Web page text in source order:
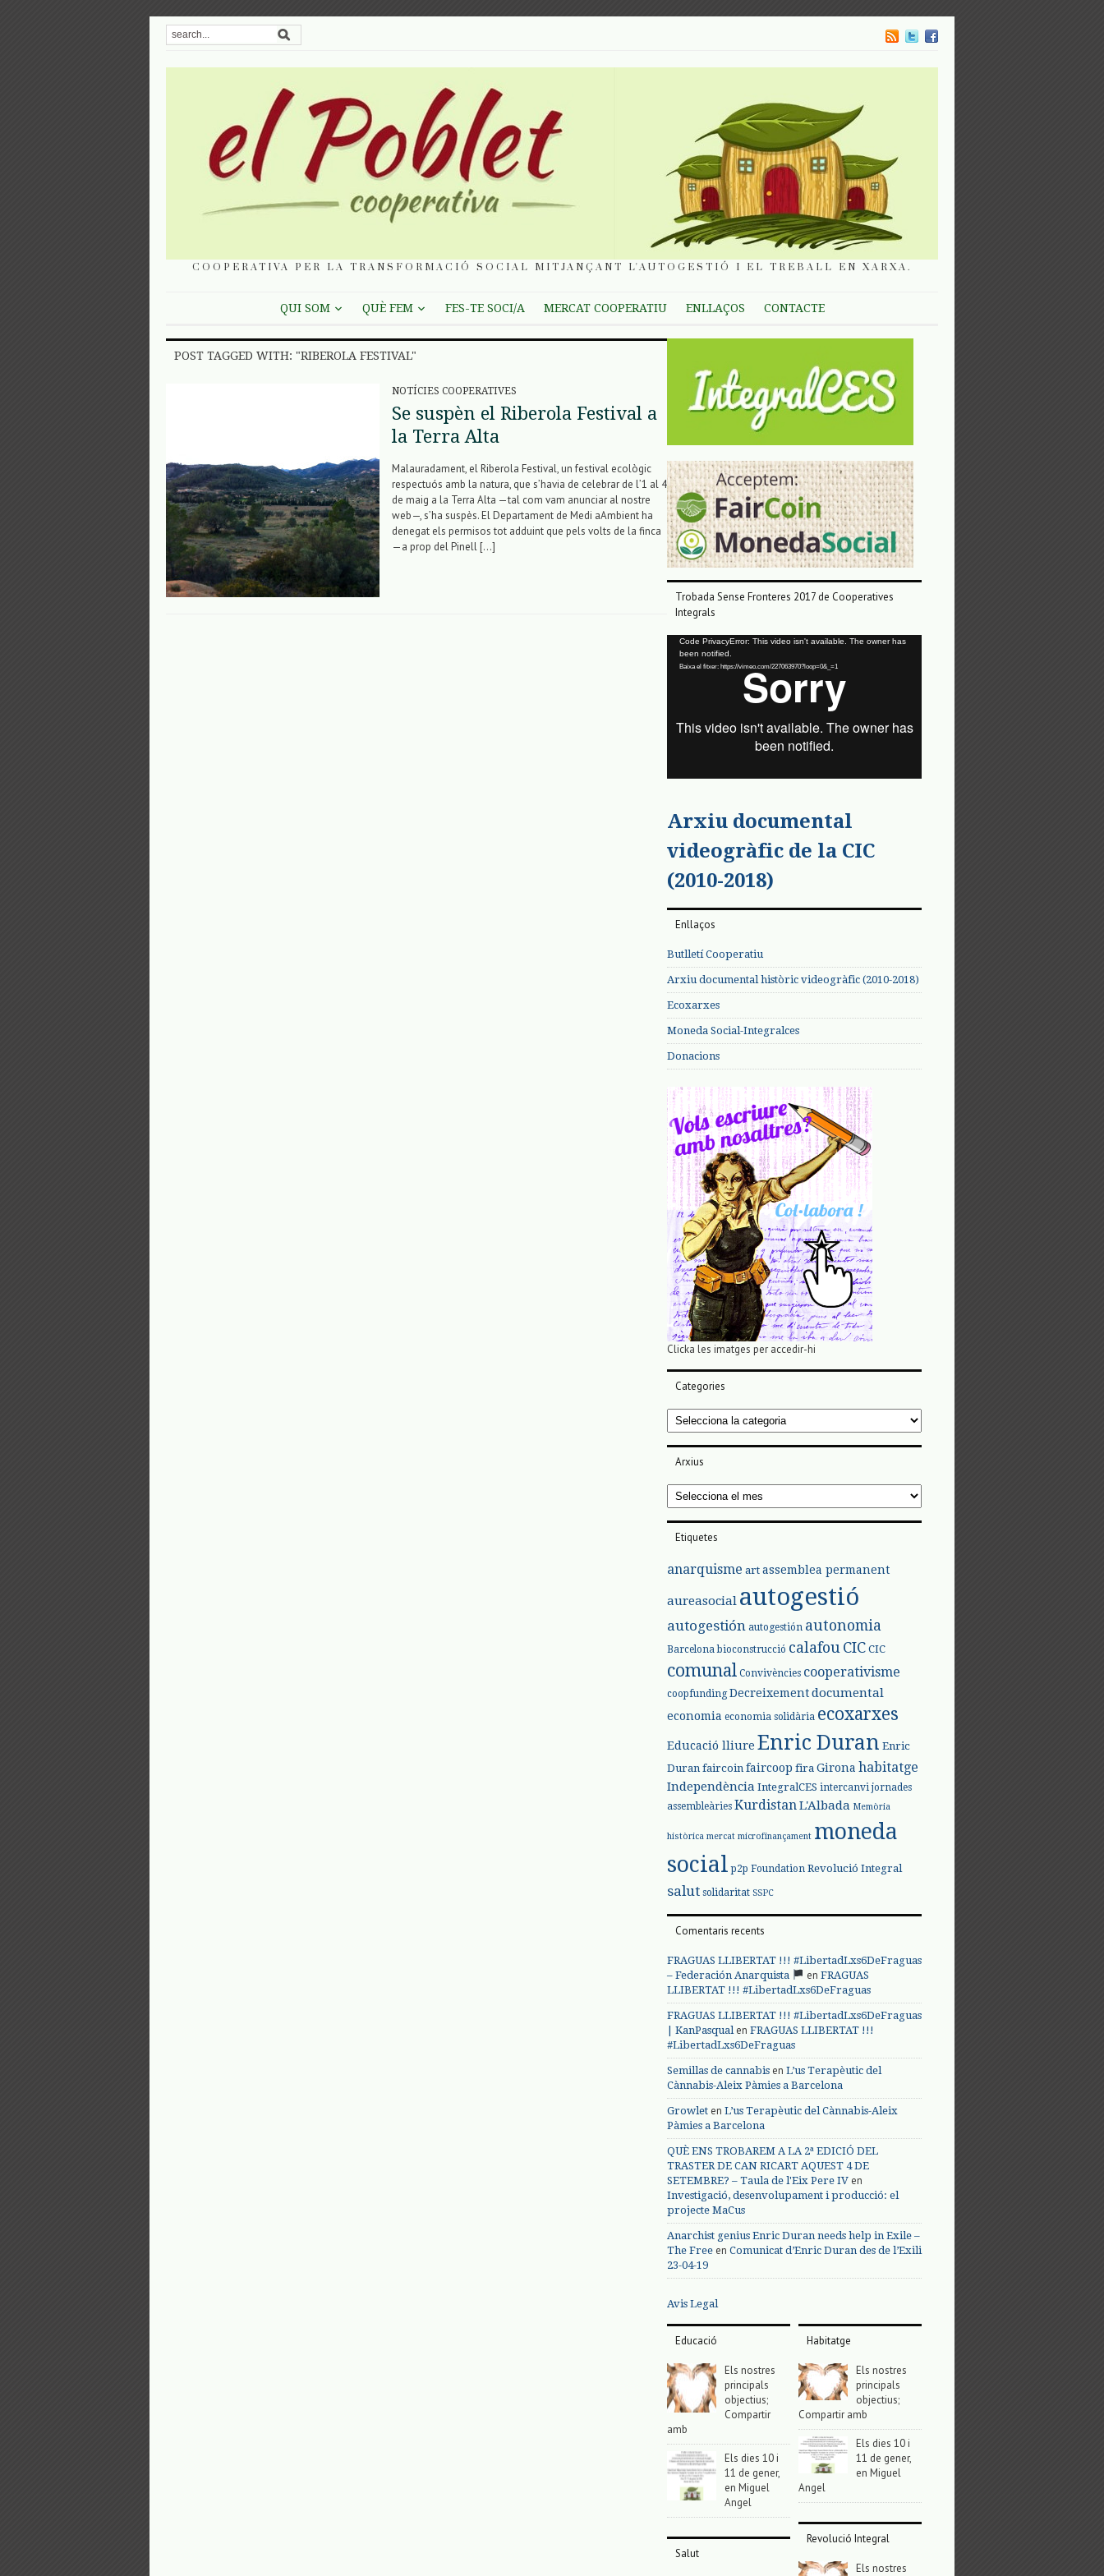
COOPERATIVA PER LA TRANSFORMACIÓ SOCIAL MITJANÇANT L'AUTOGESTIÓ I EL TREBALL EN XARXA.
QUI SOM QUÈ FEM FES-TE SOCI/A MERCAT COOPERATIU ENLLAÇOS CONTACTE
POST TAGGED WITH: "RIBEROLA FESTIVAL"
NOTÍCIES COOPERATIVES
Se suspèn el Riberola Festival a
la Terra Alta
Malauradament, el Riberola Festival, un festival ecològic
respectuós amb la natura, que s’havia de celebrar de l’1 al 4
de maig a la Terra Alta —tal com vam anunciar al nostre
web—, s’ha suspès. El Departament de Medi aAmbient ha
denegat els permisos tot adduint que pels volts de la finca
—a prop del Pinell […]
Trobada Sense Fronteres 2017 de Cooperatives
Integrals
Reproductor
vídeo
Code PrivacyError: This video isn't available. The owner has
been notified.
Baixa el fitxer: https://vimeo.com/227063970?loop=0&_=1
Arxiu documental
videogràfic de la CIC
(2010-2018)
Enllaços
Butlletí Cooperatiu
Arxiu documental històric videogràfic (2010-2018)
Ecoxarxes
Moneda Social-Integralces
Donacions
Clicka les imatges per accedir-hi
Categories
Categories
Arxius
Arxius
Etiquetes
anarquisme art assemblea permanent
aureasocial autogestió
autogestión autogestión autonomia
Barcelona bioconstrucció calafou CIC CIC
comunal Convivències cooperativisme
coopfunding Decreixementdocumental
economia economia solidària ecoxarxes
Educació lliure Enric Duran Enric
Duran faircoin faircoop fira Girona habitatge
Independència IntegralCES intercanvi jornades
assembleàries Kurdistan L'Albada Memòria
històrica mercat microfinançament moneda
social p2p Foundation Revolució Integral
salut solidaritat SSPC
Comentaris recents
FRAGUAS LLIBERTAT !!! #LibertadLxs6DeFraguas
– Federación Anarquista
en FRAGUAS
LLIBERTAT !!! #LibertadLxs6DeFraguas
FRAGUAS LLIBERTAT !!! #LibertadLxs6DeFraguas
| KanPasqualen FRAGUAS LLIBERTAT !!!
#LibertadLxs6DeFraguas
Semillas de cannabis en L’us Terapèutic del
Cànnabis-Aleix Pàmies a Barcelona
Growlet en L’us Terapèutic del Cànnabis-Aleix
Pàmies a Barcelona
QUÈ ENS TROBAREM A LA 2ª EDICIÓ DEL
TRASTER DE CAN RICART AQUEST 4 DE
SETEMBRE? – Taula de l'Eix Pere IV en
Investigació, desenvolupament i producció: el
projecte MaCus
Anarchist genius Enric Duran needs help in Exile –
The Free en Comunicat d’Enric Duran des de l’Exili
23-04-19
Avis Legal
Educació
Els nostres
principals
objectius;
Compartir
amb
Els dies 10 i
11 de gener,
en Miguel
Angel
Salut
Habitatge
Els nostres
principals
objectius;
Compartir amb
Els dies 10 i
11 de gener,
en Miguel
Angel
Revolució Integral
Els nostres